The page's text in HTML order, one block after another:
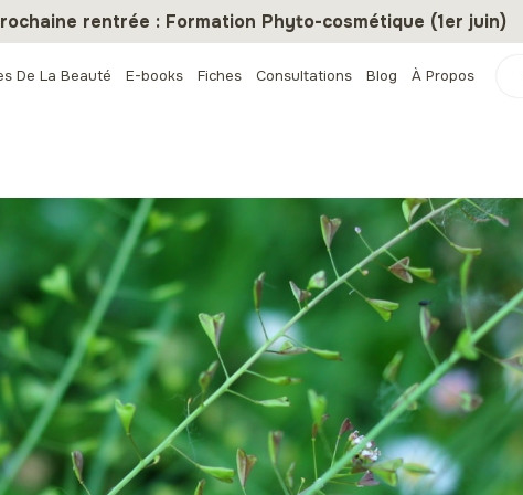
rentrée : Formation Phyto-cosmétique (1er juin)
De La Beauté E-books Fiches Consultations Blog À Propos